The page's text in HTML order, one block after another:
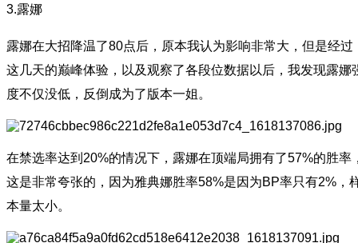
3.露娜
露娜在大招降温了80点后，原本我认为影响非常大，但是经过
这几天的巅峰体验，以及观察了各段位数据以后，我发现露娜
度不仅没低，反倒成为了版本一姐。
在禁选率达到20%的情况下，露娜在顶端局拥有了57%的胜率
这是非常夸张的，因为雅典娜胜率58%是因为BP率只有2%，
本量太小。